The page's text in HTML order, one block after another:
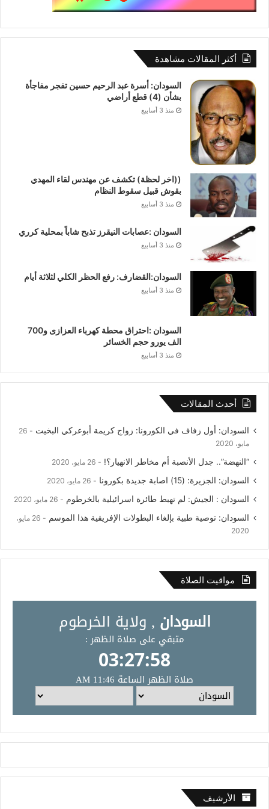
أكثر المقالات مشاهدة
السودان: أسرة عبد الرحيم حسين تفجر مفاجأة
بشأن (4) قطع أراضي
منذ 3 أسابيع
((اخر لحظة) تكشف عن مهندس لقاء المهدي
بقوش قبيل سقوط النظام
منذ 3 أسابيع
السودان :عصابات النيقرز تذبح شاباً بمحلية كرري
منذ 3 أسابيع
السودان:القضارف: رفع الحظر الكلي لثلاثة أيام
منذ 3 أسابيع
السودان :احتراق محطة كهرباء العزازى و700
الف يورو حجم الخسائر
منذ 3 أسابيع
أحدث المقالات
السودان: أول زفاف في الكورونا: زواج كريمة أبوعركي البخيت
26
مايو، 2020
“النهضة”.. جدل الأنصبة أم مخاطر الانهيار؟! 26 مايو، 2020
السودان: الجزيرة: (15) اصابة جديدة بكورونا 26 مايو، 2020
السودان : الجيش: لم تهبط طائرة اسرائيلية بالخرطوم 26 مايو، 2020
السودان: توصية طبية بإلغاء البطولات الإفريقية هذا الموسم
26 مايو،
2020
مواقيت الصلاة
الأرشيف